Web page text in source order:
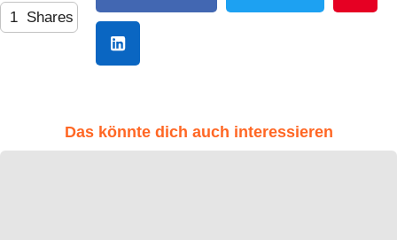
1 Shares
Das könnte dich auch interessieren